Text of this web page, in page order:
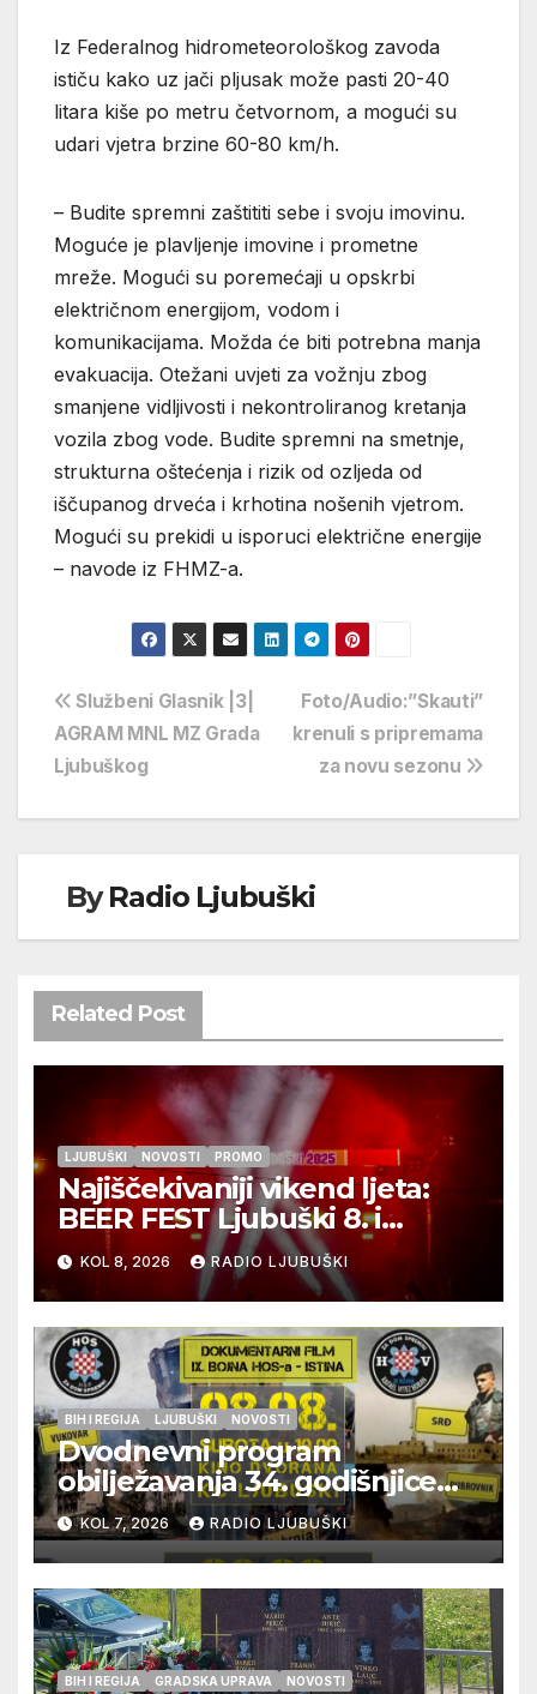
Iz Federalnog hidrometeorološkog zavoda
ističu kako uz jači pljusak može pasti 20-40
litara kiše po metru četvornom, a mogući su
udari vjetra brzine 60-80 km/h.
– Budite spremni zaštititi sebe i svoju imovinu.
Moguće je plavljenje imovine i prometne
mreže. Mogući su poremećaji u opskrbi
električnom energijom, vodom i
komunikacijama. Možda će biti potrebna manja
evakuacija. Otežani uvjeti za vožnju zbog
smanjene vidljivosti i nekontroliranog kretanja
vozila zbog vode. Budite spremni na smetnje,
strukturna oštećenja i rizik od ozljeda od
iščupanog drveća i krhotina nošenih vjetrom.
Mogući su prekidi u isporuci električne energije
– navode iz FHMZ-a.
Navigacija
objava
Foto/Audio:”Skauti”
krenuli s pripremama
za novu sezonu
Službeni Glasnik |3|
AGRAM MNL MZ Grada
Ljubuškog
ByRadio Ljubuški
Related Post
LJUBUŠKI NOVOSTI PROMO
Najiščekivaniji vikend ljeta:
BEER FEST Ljubuški 8. i
9.kolovoza
KOL 8, 2026 RADIO LJUBUŠKI
BIH I REGIJA LJUBUŠKI NOVOSTI
Dvodnevni program
obilježavanja 34. godišnjice
pogibije generala Blaža
Kraljevića i osmorice
pripadnika HOS-a
KOL 7, 2026 RADIO LJUBUŠKI
BIH I REGIJA GRADSKA UPRAVA NOVOSTI